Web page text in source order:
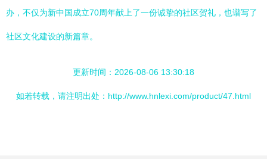
办，不仅为新中国成立70周年献上了一份诚挚的社区贺礼，也谱写了
社区文化建设的新篇章。
更新时间：2026-08-06 13:30:18
如若转载，请注明出处：http://www.hnlexi.com/product/47.html